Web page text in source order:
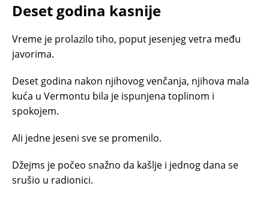
Deset godina kasnije
Vreme je prolazilo tiho, poput jesenjeg vetra među
javorima.
Deset godina nakon njihovog venčanja, njihova mala
kuća u Vermontu bila je ispunjena toplinom i
spokojem.
Ali jedne jeseni sve se promenilo.
Džejms je počeo snažno da kašlje i jednog dana se
srušio u radionici.